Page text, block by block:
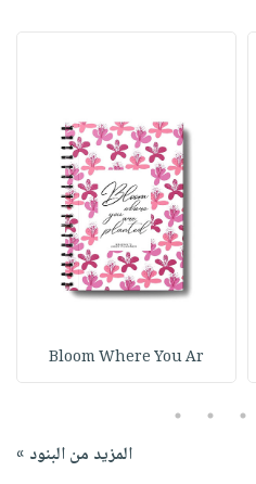
Bloom Where You Ar
3
4
5
المزيد من البنود »